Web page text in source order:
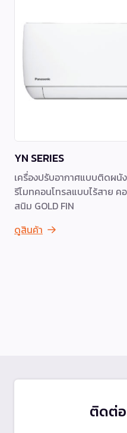
YN SERIES
เครื่องปรับอากาศแบบติดผนั
รีโมทคอนโทรลแบบไร้สาย
สนิม GOLD FIN
ดูสินค้า
ติดต่อ